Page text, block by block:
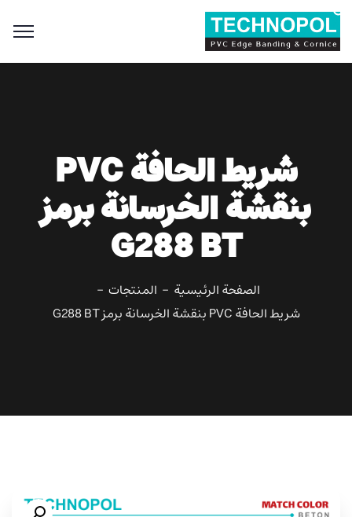
Search
for:
Search Button
شريط الحافة PVC
بنقشة الخرسانة برمز
G288 BT
الصفحة الرئيسية
المنتجات
شريط الحافة PVC بنقشة الخرسانة برمز G288 BT